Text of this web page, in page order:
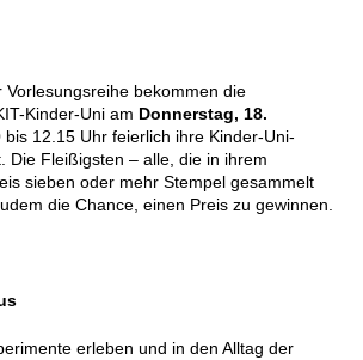
Vorlesungsreihe bekommen die
Kinder-Uni am Donnerstag, 18.
bis 12.15 Uhr feierlich ihre Kinder-Uni-
Die Fleißigsten – alle, die in ihrem
sieben oder mehr Stempel gesammelt
die Chance, einen Preis zu gewinnen.
erleben und in den Alltag der